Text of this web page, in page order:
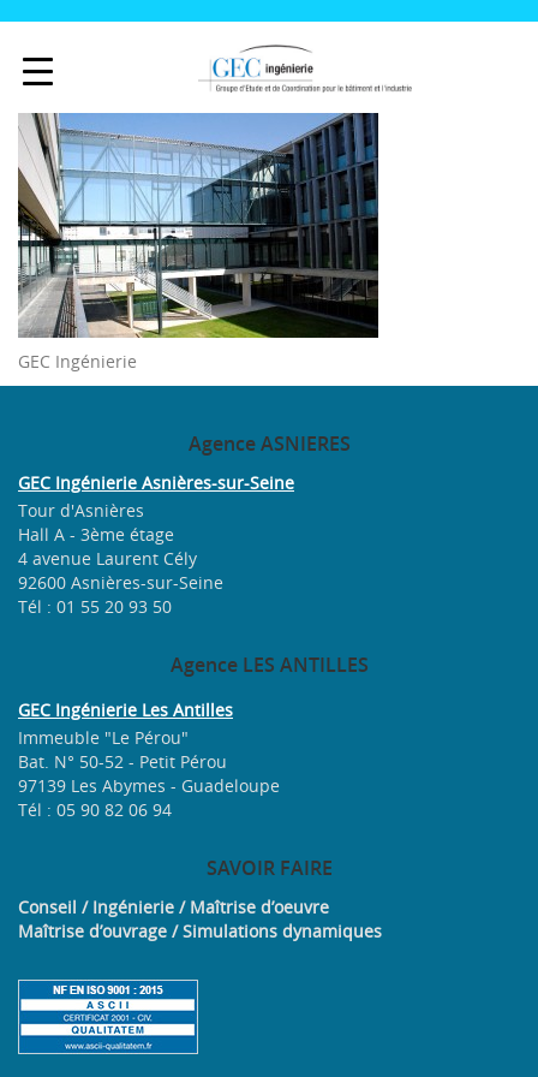
GEC Ingénierie
AgenceASNIERES
GEC Ingénierie Asnières-sur-Seine
Tour d'Asnières
Hall A - 3ème étage
4 avenue Laurent Cély
92600 Asnières-sur-Seine
Tél : 01 55 20 93 50
AgenceLES ANTILLES
GEC Ingénierie Les Antilles
Immeuble "Le Pérou"
Bat. N° 50-52 - Petit Pérou
97139 Les Abymes - Guadeloupe
Tél : 05 90 82 06 94
SAVOIRFAIRE
Conseil / Ingénierie / Maîtrise d’oeuvre
Maîtrise d’ouvrage / Simulations dynamiques